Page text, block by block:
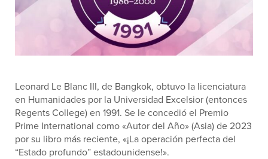
Leonard Le Blanc III, de Bangkok, obtuvo la licenciatura
en Humanidades por la Universidad Excelsior (entonces
Regents College) en 1991. Se le concedió el Premio
Prime International como «Autor del Año» (Asia) de 2023
por su libro más reciente, «¡La operación perfecta del
“Estado profundo” estadounidense!».